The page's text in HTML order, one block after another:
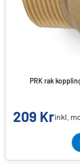
PRK rak
209 Krinkl.